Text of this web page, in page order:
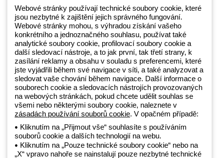
Beghelli je součástí GEWISS Group od roku 2025 a jeho ekosystému
GEWISS LightZone, kde vyvíjíme propojená světelná řešení, která
transformují komplexitu do jednoduchosti a podporují profesionály a
koncové zákazníky v uspokojování jejich potřeb.Zjistěte více o
GEWISS
Czechia:CS
+420 531 014 111
Zásady ochrany osobních údajů
Zásady používání souborů cookie
Webové stránky používají technické soubory cookie, které
jsou nezbytné k zajištění jejich správného fungování.
Webové stránky mohou, s výhradou získání vašeho
konkrétního a jednoznačného souhlasu, používat také
analytické soubory cookie, profilovací soubory cookie a
další sledovací nástroje, a to jak první, tak třetí strany, k
zasílání reklamy a obsahu v souladu s preferencemi, které
jste vyjádřili během své navigace v síti, a také analyzovat a
sledovat vaše chování během navigace. Další informace o
souborech cookie a sledovacích nástrojích provozovaných
na webových stránkách, pokud chcete udělit souhlas se
všemi nebo některými soubory cookie, naleznete v
zásadách používání souborů cookie. V opačném případě:
Kliknutím na „Přijmout vše“ souhlasíte s používáním
souborů cookie a dalších technologií na webu.
Kliknutím na „Pouze technické soubory cookie“ nebo na
„X“ vpravo nahoře se nainstalují pouze nezbytné technické